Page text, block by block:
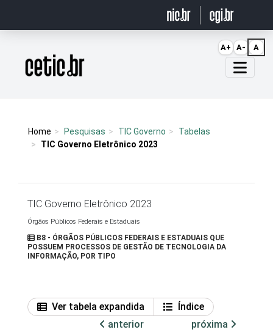
Página inicial
Home Pesquisas TIC Governo
Tabelas
TIC Governo Eletrônico 2023
TIC Governo Eletrônico 2023
Órgãos Públicos Federais e Estaduais
B8 - ÓRGÃOS PÚBLICOS FEDERAIS E ESTADUAIS QUE
POSSUEM PROCESSOS DE GESTÃO DE TECNOLOGIA DA
INFORMAÇÃO, POR TIPO
Ver tabela expandida
Índice
anterior
próxima
A+ A- A